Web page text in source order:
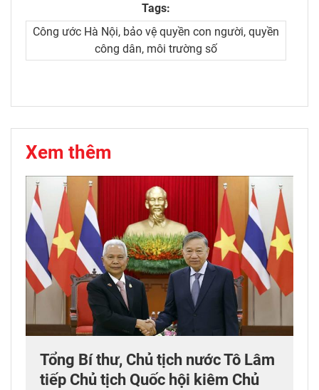
Tags:
Công ước Hà Nội, bảo vệ quyền con người, quyền
công dân, môi trường số
Xem thêm
Tổng Bí thư, Chủ tịch nước Tô Lâm
tiếp Chủ tịch Quốc hội kiêm Chủ